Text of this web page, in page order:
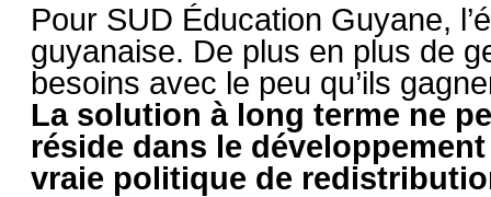
Pour SUD Éducation Guyane,
guyanaise. De plus en plus de
besoins avec le peu qu’ils
La solution à long terme ne
réside dans le
vraie politique de